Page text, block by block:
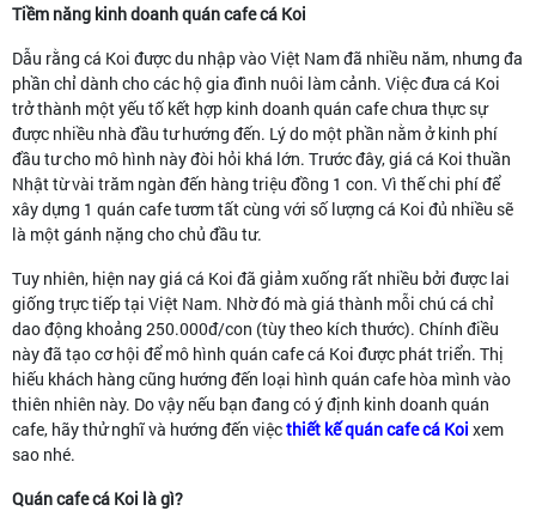
Tiềm năng kinh doanh quán cafe cá Koi
Dẫu rằng cá Koi được du nhập vào Việt Nam đã nhiều năm, nhưng đa
phần chỉ dành cho các hộ gia đình nuôi làm cảnh. Việc đưa cá Koi
trở thành một yếu tố kết hợp kinh doanh quán cafe chưa thực sự
được nhiều nhà đầu tư hướng đến. Lý do một phần nằm ở kinh phí
đầu tư cho mô hình này đòi hỏi khá lớn. Trước đây, giá cá Koi thuần
Nhật từ vài trăm ngàn đến hàng triệu đồng 1 con. Vì thế chi phí để
xây dựng 1 quán cafe tươm tất cùng với số lượng cá Koi đủ nhiều sẽ
là một gánh nặng cho chủ đầu tư.
Tuy nhiên, hiện nay giá cá Koi đã giảm xuống rất nhiều bởi được lai
giống trực tiếp tại Việt Nam. Nhờ đó mà giá thành mỗi chú cá chỉ
dao động khoảng 250.000đ/con (tùy theo kích thước). Chính điều
này đã tạo cơ hội để mô hình quán cafe cá Koi được phát triển. Thị
hiếu khách hàng cũng hướng đến loại hình quán cafe hòa mình vào
thiên nhiên này. Do vậy nếu bạn đang có ý định kinh doanh quán
cafe, hãy thử nghĩ và hướng đến việcthiết kế quán cafe cá Koi xem
sao nhé.
Quán cafe cá Koi là gì?